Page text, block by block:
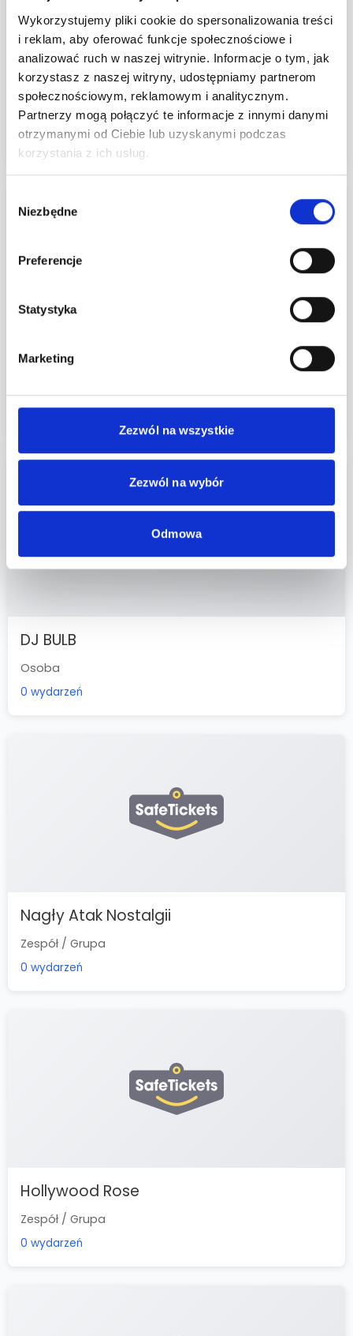
Wykorzystujemy pliki cookie do spersonalizowania treści
i reklam, aby oferować funkcje społecznościowe i
analizować ruch w naszej witrynie. Informacje o tym, jak
korzystasz z naszej witryny, udostępniamy partnerom
społecznościowym, reklamowym i analitycznym.
Partnerzy mogą połączyć te informacje z innymi danymi
otrzymanymi od Ciebie lub uzyskanymi podczas
korzystania z ich usług.
zgody
Niezbędne
Preferencje
Statystyka
Marketing
Zezwól na wszystkie
Zezwól na wybór
Odmowa
Wujek Vero
Osoba
0 wydarzeń
DJ HAL
Osoba
DJ BULB
Osoba
0 wydarzeń
Nagły Atak Nostalgii
Zespół / Grupa
0 wydarzeń
Hollywood Rose
Zespół / Grupa
0 wydarzeń